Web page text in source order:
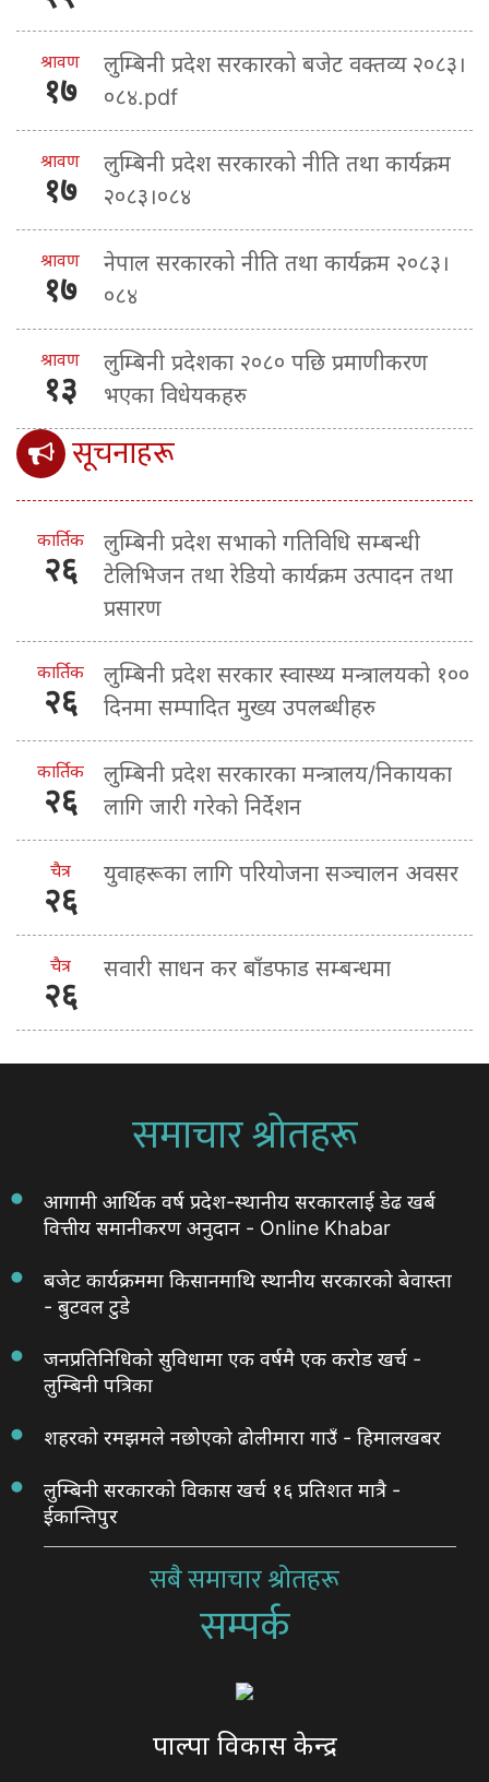
श्रावण
१७
लुम्बिनी प्रदेश सरकारको बजेट वक्तव्य २०८३।
०८४.pdf
श्रावण
१७
लुम्बिनी प्रदेश सरकारको नीति तथा कार्यक्रम
२०८३।०८४
श्रावण
१७
नेपाल सरकारको नीति तथा कार्यक्रम २०८३।
०८४
श्रावण
१३
लुम्बिनी प्रदेशका २०८० पछि प्रमाणीकरण
भएका विधेयकहरु
सूचनाहरू
कार्तिक
२६
लुम्बिनी प्रदेश सभाको गतिविधि सम्बन्धी
टेलिभिजन तथा रेडियो कार्यक्रम उत्पादन तथा
प्रसारण
कार्तिक
२६
लुम्बिनी प्रदेश सरकार स्वास्थ्य मन्त्रालयको १००
दिनमा सम्पादित मुख्य उपलब्धीहरु
कार्तिक
२६
लुम्बिनी प्रदेश सरकारका मन्त्रालय/निकायका
लागि जारी गरेको निर्देशन
चैत्र
२६
युवाहरूका लागि परियोजना सञ्चालन अवसर
चैत्र
२६
सवारी साधन कर बाँडफाड सम्बन्धमा
समाचार श्रोतहरू
आगामी आर्थिक वर्ष प्रदेश-स्थानीय सरकारलाई डेढ खर्ब
वित्तीय समानीकरण अनुदान - Online Khabar
बजेट कार्यक्रममा किसानमाथि स्थानीय सरकारको बेवास्ता
- बुटवल टुडे
जनप्रतिनिधिको सुविधामा एक वर्षमै एक करोड खर्च -
लुम्बिनी पत्रिका
शहरको रमझमले नछोएको ढोलीमारा गाउँ - हिमालखबर
लुम्बिनी सरकारको विकास खर्च १६ प्रतिशत मात्रै -
ईकान्तिपुर
सबै समाचार श्रोतहरू
सम्पर्क
पाल्पा विकास केन्द्र